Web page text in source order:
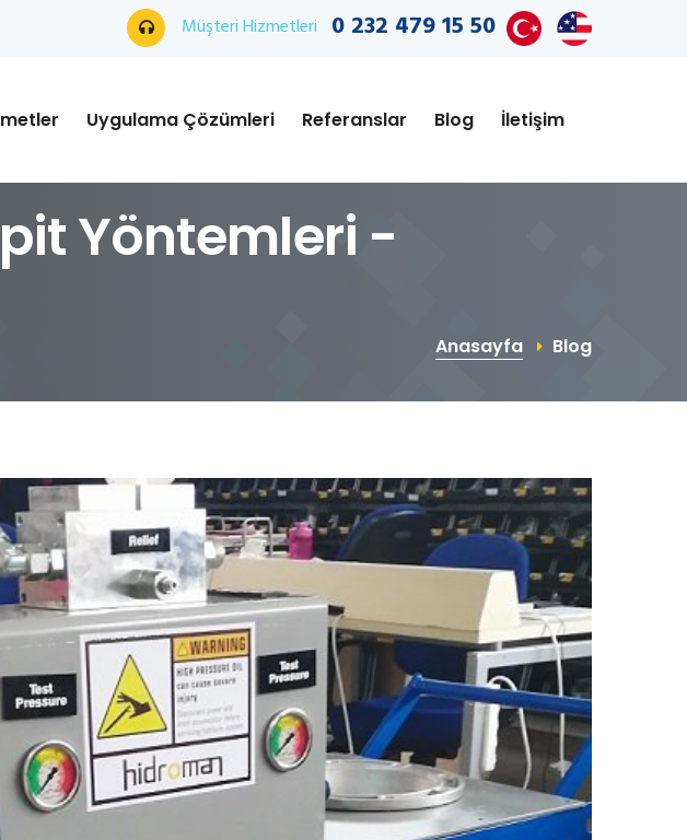
Müşteri Hizmetleri 0 232 479 15 50
Uygulama Çözümleri Referanslar Blog İletişim
Yöntemleri -
Anasayfa Blog